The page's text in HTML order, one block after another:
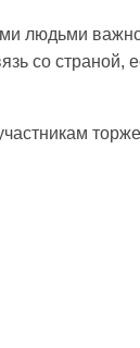
людьми
со страной,